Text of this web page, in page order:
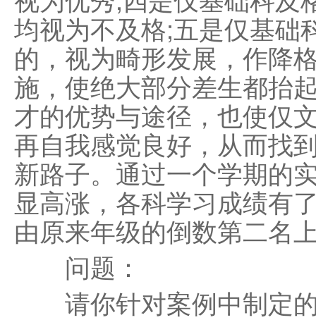
均视为不及格;五是仅基础
的，视为畸形发展，作降
施，使绝大部分差生都抬
才的优势与途径，也使仅
再自我感觉良好，从而找
新路子。通过一个学期的
显高涨，各科学习成绩有
由原来年级的倒数第二名
问题：
请你针对案例中制定的